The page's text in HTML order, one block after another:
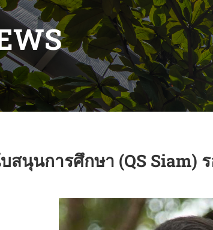
สนุนการศึกษา (QS Siam)